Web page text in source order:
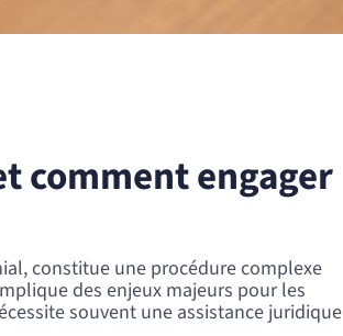
comment engager
constitue une procédure complexe
des enjeux majeurs pour les
souvent une assistance juridique